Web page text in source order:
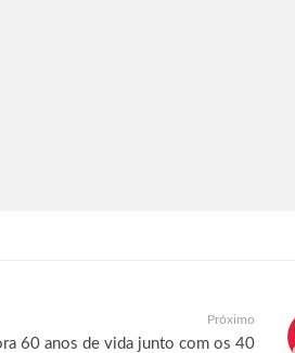
Próximo
60 anos de vida junto com os 40